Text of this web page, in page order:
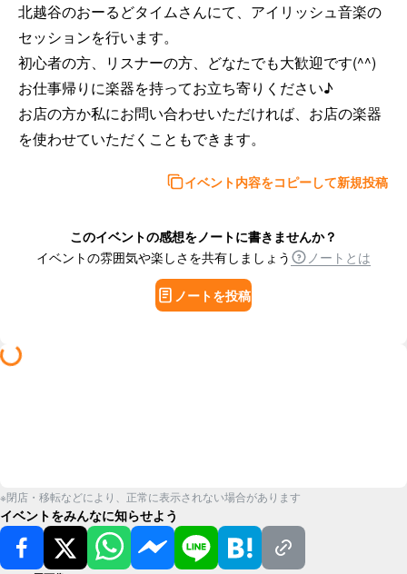
北越谷のおーるどタイムさんにて、アイリッシュ音楽の
セッションを行います。
初心者の方、リスナーの方、どなたでも大歓迎です(^^)
お仕事帰りに楽器を持ってお立ち寄りください♪
お店の方か私にお問い合わせいただければ、お店の楽器
を使わせていただくこともできます。
イベント内容をコピーして新規投稿
このイベントの感想をノートに書きませんか？
イベントの雰囲気や楽しさを共有しましょう
ノートとは
ノートを投稿
※閉店・移転などにより、正常に表示されない場合があります
イベントをみんなに知らせよう